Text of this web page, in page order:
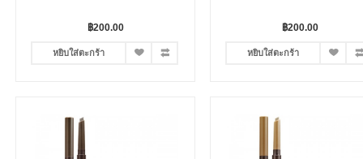
฿200.00
หยิบใส่ตะกร้า
฿200.00
หยิบใส่ตะกร้า